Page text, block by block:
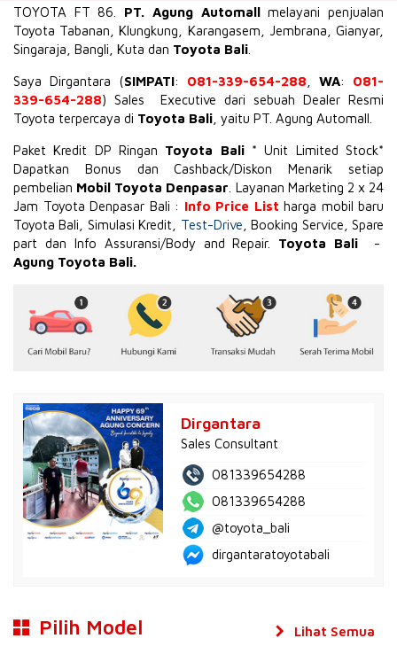
TOYOTA FT 86 PT. Agung Automallmelayani penjualan
Toyota Tabanan, Klungkung, Karangasem, Jembrana, Gianyar,
Singaraja, Bangli, Kuta dan Toyota Bali
Saya Dirgantara (SIMPATI: 081-339-654-288 WA: 081-
339-654-288) Sales Executive dari sebuah Dealer Resmi
Toyota terpercaya di Toyota Bali , yaitu PT. Agung Automall.
Paket Kredit DP Ringan Toyota Bali * Unit Limited Stock*
Dapatkan Bonus dan Cashback/Diskon Menarik setiap
pembelian Mobil Toyota Denpasar . Layanan Marketing 2 x 24
Jam Toyota Denpasar Bali : Info Price List harga mobil baru
Toyota Bali, Simulasi Kredit, Test-Drive , Booking Service, Spare
part dan Info Assuransi/Body and Repair. Toyota Bali -
Agung Toyota Bali.
Dirgantara
Sales Consultant
081339654288
081339654288
@toyota_bali
dirgantaratoyotabali
Pilih Model Lihat Semua